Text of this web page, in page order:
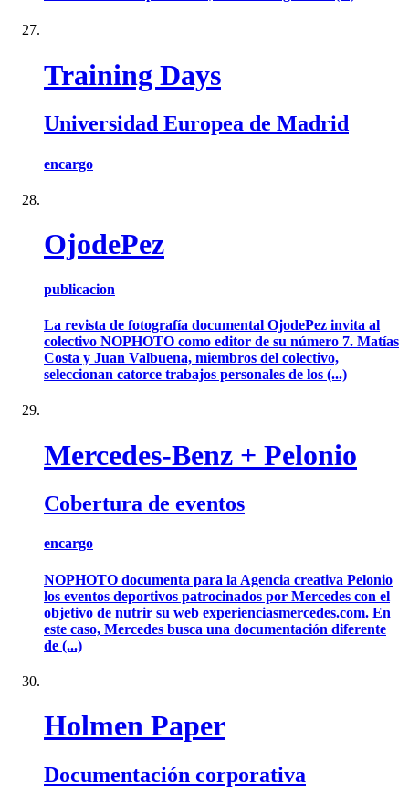
Training Days
Universidad Europea de Madrid
encargo
OjodePez
publicacion
La revista de fotografía documental OjodePez invita al
colectivo NOPHOTO como editor de su número 7. Matías
Costa y Juan Valbuena, miembros del colectivo,
seleccionan catorce trabajos personales de los (...)
Mercedes-Benz + Pelonio
Cobertura de eventos
encargo
NOPHOTO documenta para la Agencia creativa Pelonio
los eventos deportivos patrocinados por Mercedes con el
objetivo de nutrir su web experienciasmercedes.com. En
este caso, Mercedes busca una documentación diferente
de (...)
Holmen Paper
Documentación corporativa